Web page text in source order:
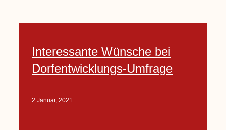
Interessante Wünsche bei
Dorfentwicklungs-Umfrage
2 Januar, 2021